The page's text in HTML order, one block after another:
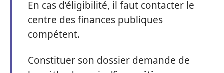
En cas d’éligibilité, il faut contacter le
centre des finances publiques
compétent.
Constituer son dossier demande de